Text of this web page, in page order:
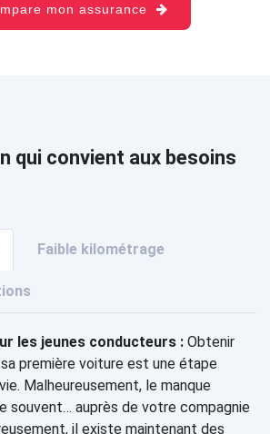
mon assurance
qui convient aux besoins
Faible kilométrage
les jeunes conducteurs : Obtenir
première voiture est une étape
Malheureusement, le manque
souvent… auprès de votre compagnie
il existe maintenant des